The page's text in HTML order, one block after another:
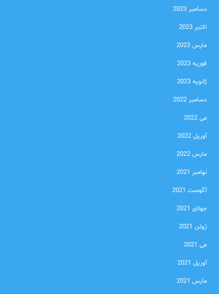
دسامبر 2023
اکتبر 2023
مارس 2023
فوریه 2023
ژانویه 2023
دسامبر 2022
می 2022
آوریل 2022
مارس 2022
نوامبر 2021
آگوست 2021
جولای 2021
ژوئن 2021
می 2021
آوریل 2021
مارس 2021